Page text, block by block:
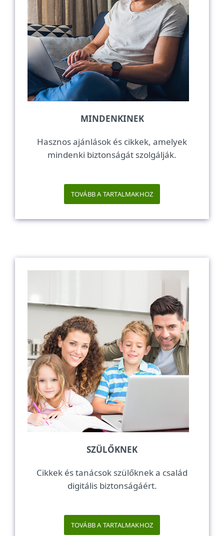
MINDENKINEK
Hasznos ajánlások és cikkek, amelyek
mindenki biztonságát szolgálják.
TOVÁBB A TARTALMAKHOZ
SZÜLŐKNEK
Cikkek és tanácsok szülőknek a család
digitális biztonságáért.
TOVÁBB A TARTALMAKHOZ